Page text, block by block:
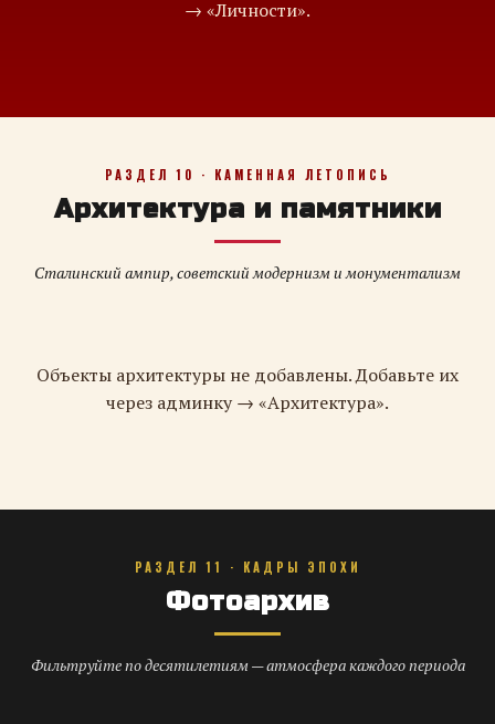
→ «Личности».
РАЗДЕЛ 10 · КАМЕННАЯ ЛЕТОПИСЬ
Архитектура и памятники
Сталинский ампир, советский модернизм и монументализм
Объекты архитектуры не добавлены. Добавьте их
через админку → «Архитектура».
РАЗДЕЛ 11 · КАДРЫ ЭПОХИ
Фотоархив
Фильтруйте по десятилетиям — атмосфера каждого периода